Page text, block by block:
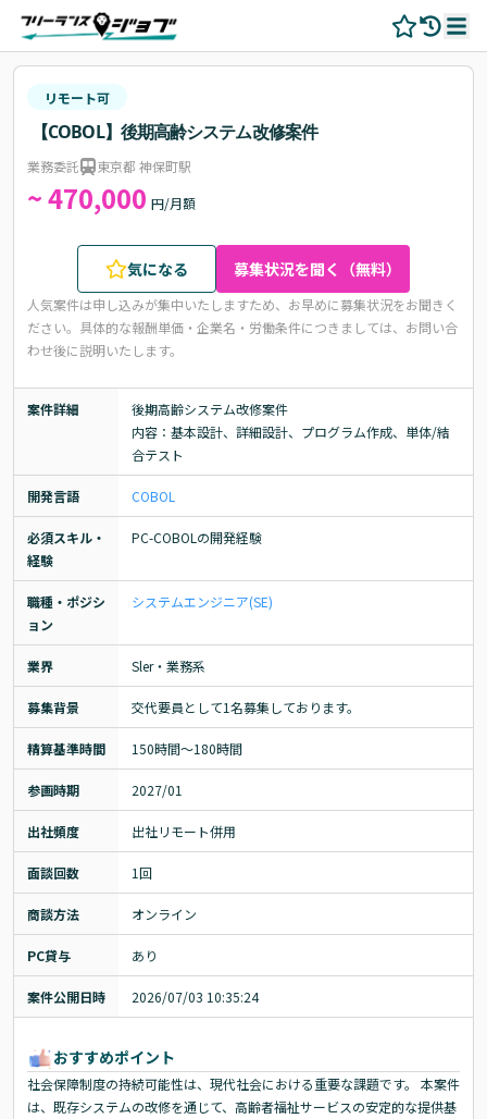
リモート可
【COBOL】後期高齢システム改修案件
業務委託 東京都 神保町駅
~ 470,000 円/月額
気になる 募集状況を聞く（無料）
人気案件は申し込みが集中いたしますため、お早めに募集状況をお聞きく
ださい。 具体的な報酬単価・企業名・労働条件につきましては、お問い合
わせ後に説明いたします。
案件詳細
後期高齢システム改修案件
内容：基本設計、詳細設計、プログラム作成、単体/結
合テスト
開発言語 COBOL
必須スキル・
経験
PC-COBOLの開発経験
職種・ポジシ
ョン
システムエンジニア(SE)
業界 Sler・業務系
募集背景 交代要員として1名募集しております。
精算基準時間 150時間〜180時間
参画時期 2027/01
出社頻度 出社リモート併用
面談回数 1回
商談方法 オンライン
PC貸与 あり
案件公開日時 2026/07/03 10:35:24
おすすめポイント
社会保障制度の持続可能性は、現代社会における重要な課題です。 本案件
は、既存システムの改修を通じて、高齢者福祉サービスの安定的な提供基